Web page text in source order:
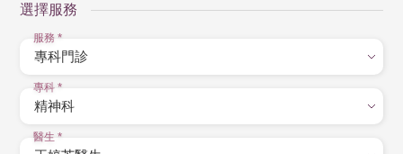
選擇服務
服務*
專科*
醫生*